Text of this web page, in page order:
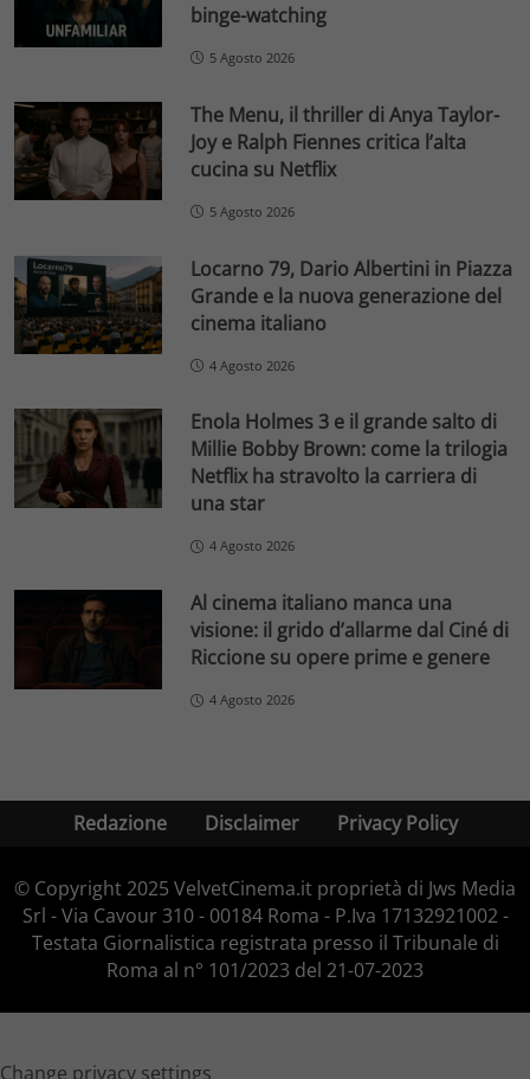
binge-watching
5 Agosto 2026
The Menu, il thriller di Anya Taylor-
Joy e Ralph Fiennes critica l’alta
cucina su Netflix
5 Agosto 2026
Locarno 79, Dario Albertini in Piazza
Grande e la nuova generazione del
cinema italiano
4 Agosto 2026
Enola Holmes 3 e il grande salto di
Millie Bobby Brown: come la trilogia
Netflix ha stravolto la carriera di
una star
4 Agosto 2026
Al cinema italiano manca una
visione: il grido d’allarme dal Ciné di
Riccione su opere prime e genere
4 Agosto 2026
Redazione Disclaimer Privacy Policy
© Copyright 2025 VelvetCinema.it proprietà di Jws Media
Srl - Via Cavour 310 - 00184 Roma - P.Iva 17132921002 -
Testata Giornalistica registrata presso il Tribunale di
Roma al n° 101/2023 del 21-07-2023
Change privacy settings